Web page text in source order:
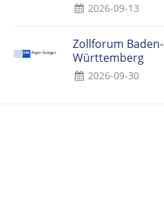
2026-09-13
Zollforum Baden-
Württemberg
2026-09-30